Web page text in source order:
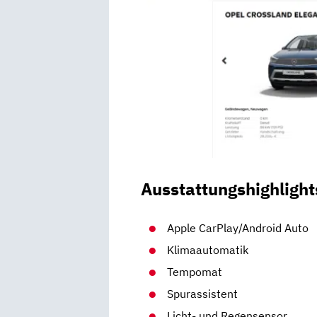
Apple CarPlay/Android Auto
Klimaautomatik
Tempomat
Spurassistent